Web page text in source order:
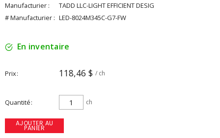
Manufacturier :
TADD LLC-LIGHT EFFICIENT DESIG
# Manufacturier : LED-8024M345C-G7-FW
En inventaire
Prix 118,46 $ / ch
Quantité ch
AJOUTER AU
PANIER